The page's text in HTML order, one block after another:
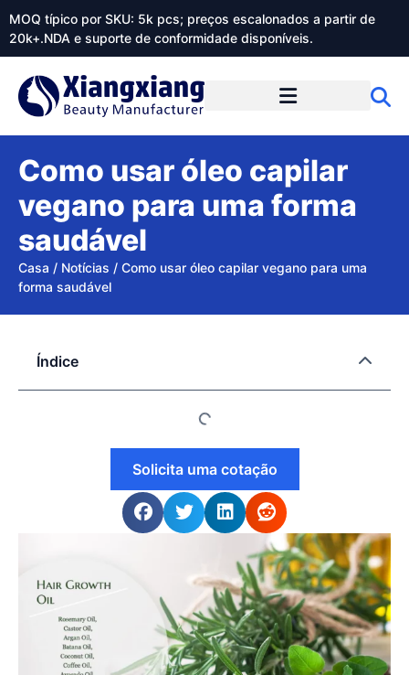
MOQ típico por SKU: 5k pcs; preços escalonados a partir de
20k+.NDA e suporte de conformidade disponíveis.
Como usar óleo capilar
vegano para uma forma
saudável
Casa / Notícias / Como usar óleo capilar vegano para uma
forma saudável
Índice
Solicita uma cotação